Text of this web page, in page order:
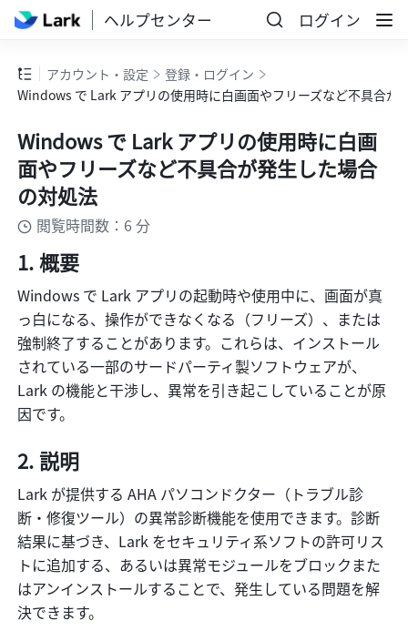
ヘルプセンター ログイン
アカウント・設定
登録・ログイン
Windows で Lark アプリの使用時に白画面やフリーズなど不具合が
Windows で Lark アプリの使用時に白画
面やフリーズなど不具合が発生した場合
の対処法
閲覧時間数：6 分
概要
Windows で Lark アプリの起動時や使用中に、画面が真
っ白になる、操作ができなくなる（フリーズ）、または
強制終了することがあります。これらは、インストール
されている一部のサードパーティ製ソフトウェアが、
Lark の機能と干渉し、異常を引き起こしていることが原
因です。
説明
Lark が提供する AHA パソコンドクター（トラブル診
断・修復ツール）の異常診断機能を使用できます。診断
結果に基づき、Lark をセキュリティ系ソフトの許可リス
トに追加する、あるいは異常モジュールをブロックまた
はアンインストールすることで、発生している問題を解
決できます。